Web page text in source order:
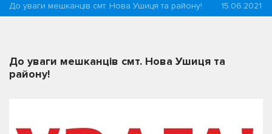
До уваги мешканців смт. Нова Ушиця та району!
15.06.2021
До уваги мешканців смт. Нова Ушиця та
району!